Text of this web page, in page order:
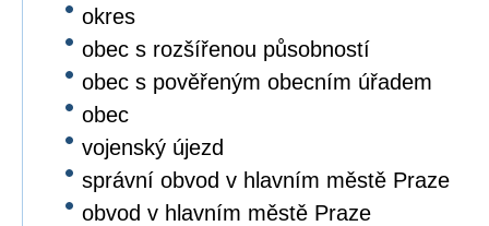
okres
obec s rozšířenou působností
obec s pověřeným obecním úřadem
obec
vojenský újezd
správní obvod v hlavním městě Praze
obvod v hlavním městě Praze